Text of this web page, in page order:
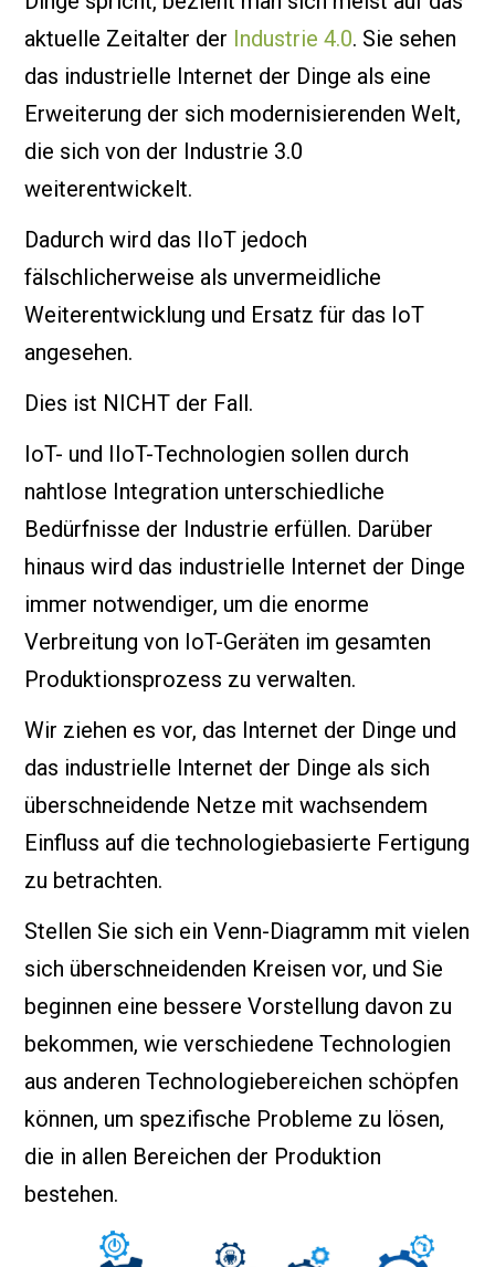
aktuelle Zeitalter der Industrie 4.0. Sie sehen
das industrielle Internet der Dinge als eine
Erweiterung der sich modernisierenden Welt,
die sich von der Industrie 3.0
weiterentwickelt.
Dadurch wird das IIoT jedoch
fälschlicherweise als unvermeidliche
Weiterentwicklung und Ersatz für das IoT
angesehen.
Dies ist NICHT der Fall.
IoT- und IIoT-Technologien sollen durch
nahtlose Integration unterschiedliche
Bedürfnisse der Industrie erfüllen. Darüber
hinaus wird das industrielle Internet der Dinge
immer notwendiger, um die enorme
Verbreitung von IoT-Geräten im gesamten
Produktionsprozess zu verwalten.
Wir ziehen es vor, das Internet der Dinge und
das industrielle Internet der Dinge als sich
überschneidende Netze mit wachsendem
Einfluss auf die technologiebasierte Fertigung
zu betrachten.
Stellen Sie sich ein Venn-Diagramm mit vielen
sich überschneidenden Kreisen vor, und Sie
beginnen eine bessere Vorstellung davon zu
bekommen, wie verschiedene Technologien
aus anderen Technologiebereichen schöpfen
können, um spezifische Probleme zu lösen,
die in allen Bereichen der Produktion
bestehen.